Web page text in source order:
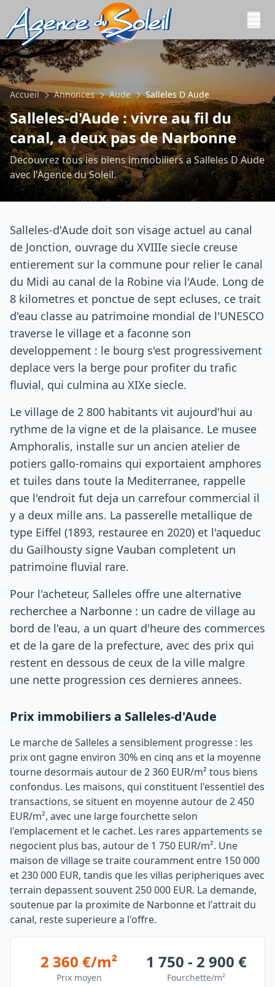
Aller au contenu principal
Accueil Annonces Aude Salleles D Aude
Salleles-d'Aude : vivre au fil du
canal, a deux pas de Narbonne
Decouvrez tous les biens immobiliers a Salleles D Aude
avec l'Agence du Soleil.
Salleles-d'Aude doit son visage actuel au canal
de Jonction, ouvrage du XVIIIe siecle creuse
entierement sur la commune pour relier le canal
du Midi au canal de la Robine via l'Aude. Long de
8 kilometres et ponctue de sept ecluses, ce trait
d'eau classe au patrimoine mondial de l'UNESCO
traverse le village et a faconne son
developpement : le bourg s'est progressivement
deplace vers la berge pour profiter du trafic
fluvial, qui culmina au XIXe siecle.
Le village de 2 800 habitants vit aujourd'hui au
rythme de la vigne et de la plaisance. Le musee
Amphoralis, installe sur un ancien atelier de
potiers gallo-romains qui exportaient amphores
et tuiles dans toute la Mediterranee, rappelle
que l'endroit fut deja un carrefour commercial il
y a deux mille ans. La passerelle metallique de
type Eiffel (1893, restauree en 2020) et l'aqueduc
du Gailhousty signe Vauban completent un
patrimoine fluvial rare.
Pour l'acheteur, Salleles offre une alternative
recherchee a Narbonne : un cadre de village au
bord de l'eau, a un quart d'heure des commerces
et de la gare de la prefecture, avec des prix qui
restent en dessous de ceux de la ville malgre
une nette progression ces dernieres annees.
Prix immobiliers a Salleles-d'Aude
Le marche de Salleles a sensiblement progresse : les
prix ont gagne environ 30% en cinq ans et la moyenne
tourne desormais autour de 2 360 EUR/m² tous biens
confondus. Les maisons, qui constituent l'essentiel des
transactions, se situent en moyenne autour de 2 450
EUR/m², avec une large fourchette selon
l'emplacement et le cachet. Les rares appartements se
negocient plus bas, autour de 1 750 EUR/m². Une
maison de village se traite couramment entre 150 000
et 230 000 EUR, tandis que les villas peripheriques avec
terrain depassent souvent 250 000 EUR. La demande,
soutenue par la proximite de Narbonne et l'attrait du
canal, reste superieure a l'offre.
2 360 €/m²
Prix moyen
1 750 - 2 900 €
Fourchette/m²